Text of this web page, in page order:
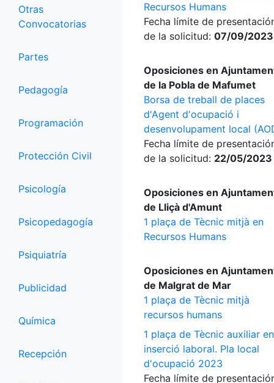
Otras
Convocatorias
Partes
Pedagogía
Programación
Protección Civil
Psicología
Psicopedagogía
Psiquiatría
Publicidad
Química
Recepción
Recursos Humans
Fecha límite de
de la solicitud: 07/09/2023
Oposiciones en
de la Pobla de Mafumet
Borsa de treball de places
d'Agent d'ocupació i
desenvolupament local
Fecha límite de
de la solicitud: 22/05/2023
Oposiciones en
de Lliçà d'Amunt
1 plaça de Tècnic mitjà en
Recursos Humans
Oposiciones en
de Malgrat de Mar
1 plaça de Tècnic mitjà
recursos humans
1 plaça de Tècnic auxiliar en
inserció laboral. Pla local
d'ocupació 2023
Fecha límite de